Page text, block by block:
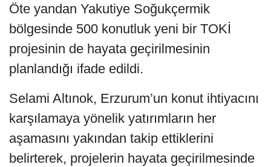
Öte yandan Yakutiye Soğukçermik
bölgesinde 500 konutluk yeni bir TOKİ
projesinin de hayata geçirilmesinin
planlandığı ifade edildi.
Selami Altınok, Erzurum’un konut ihtiyacını
karşılamaya yönelik yatırımların her
aşamasını yakından takip ettiklerini
belirterek, projelerin hayata geçirilmesinde